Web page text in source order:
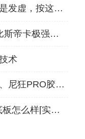
【范向东教练】接发球总是发虚，按这么练准有效！
斯帝卡黑钻5底板试打对比斯帝卡极强纯木：新材料球PK
术
蓝海绵省狂、白壳子国狂、尼狂PRO胶皮试打对比，你猜谁更好？
三维斑马6(Zebra6)乒乓底板怎么样[实战测评]